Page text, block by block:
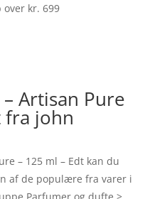
over kr. 699
Artisan Pure
fra john
– 125 ml – Edt kan du
af de populære fra varer i